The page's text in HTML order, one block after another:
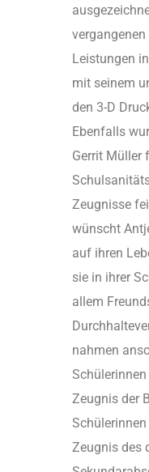
Leistungen
mit seinem
den 3-D
Ebenfalls
Gerrit Müller
Zeugnisse
wünscht
auf ihren
sie in ihrer
allem
nahmen
Zeugnis der
Zeugnis des